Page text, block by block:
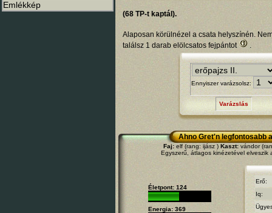
(68 TP-t kaptál).
Alaposan körülnézel a csata helyszínén.
találsz 1 darab elölcsatos fejpántot .
Ennyiszer varázsolsz:
Varázslás
Ahno Gret'n legfontosabb
Faj:elf (rang: ijász ) Kaszt:vándor
Egyszerű, átlagos kinézetével elveszik
Életpont: 124
Energia: 369
Erő:
Iq: